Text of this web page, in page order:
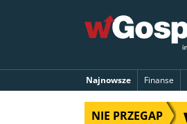
Najnowsze Finanse
NIE PRZEGAP